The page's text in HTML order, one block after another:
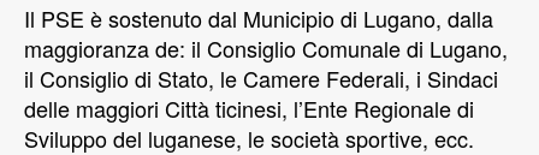
Il PSE è sostenuto dal Municipio di Lugano, dalla
maggioranza de: il Consiglio Comunale di Lugano,
il Consiglio di Stato, le Camere Federali, i Sindaci
delle maggiori Città ticinesi, l’Ente Regionale di
Sviluppo del luganese, le società sportive, ecc.